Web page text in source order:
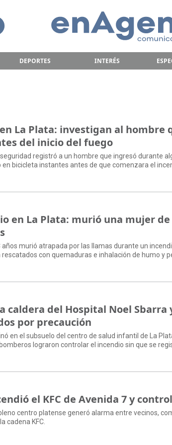
DEPORTES INTERÉS
La Plata: investigan al hombre
del inicio del fuego
seguridad registró a un hombre que ingresó durante
bicicleta instantes antes de que comenzara el
en La Plata: murió una mujer
años murió atrapada por las llamas durante un
con quemaduras e inhalación de humo y
caldera del Hospital Noel Sbarra
por precaución
en el subsuelo del centro de salud infantil de La
lograron controlar el incendio sin que se
el KFC de Avenida 7 y
centro platense generó alarma entre vecinos,
cadena KFC.